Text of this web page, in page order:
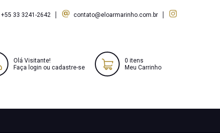
+55 33 3241-2642 contato@eloarmarinho.com.br
Olá Visitante!
Faça login ou cadastre-se
0 itens
Meu Carrinho